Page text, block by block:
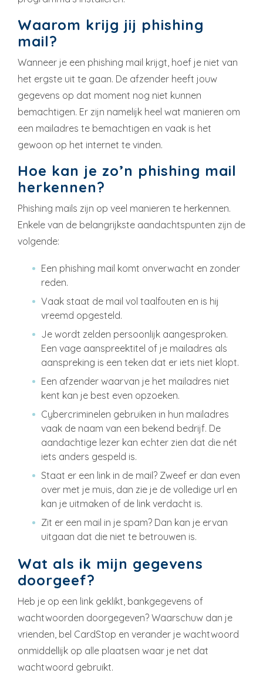
Waarom krijg jij phishing
mail?
Wanneer je een phishing mail krijgt, hoef je niet van
het ergste uit te gaan. De afzender heeft jouw
gegevens op dat moment nog niet kunnen
bemachtigen. Er zijn namelijk heel wat manieren om
een mailadres te bemachtigen en vaak is het
gewoon op het internet te vinden.
Hoe kan je zo’n phishing mail
herkennen?
Phishing mails zijn op veel manieren te herkennen.
Enkele van de belangrijkste aandachtspunten zijn de
volgende:
Een phishing mail komt onverwacht en zonder
reden.
Vaak staat de mail vol taalfouten en is hij
vreemd opgesteld.
Je wordt zelden persoonlijk aangesproken.
Een vage aanspreektitel of je mailadres als
aanspreking is een teken dat er iets niet klopt.
Een afzender waarvan je het mailadres niet
kent kan je best even opzoeken.
Cybercriminelen gebruiken in hun mailadres
vaak de naam van een bekend bedrijf. De
aandachtige lezer kan echter zien dat die nét
iets anders gespeld is.
Staat er een link in de mail? Zweef er dan even
over met je muis, dan zie je de volledige url en
kan je uitmaken of de link verdacht is.
Zit er een mail in je spam? Dan kan je ervan
uitgaan dat die niet te betrouwen is.
Wat als ik mijn gegevens
doorgeef?
Heb je op een link geklikt, bankgegevens of
wachtwoorden doorgegeven? Waarschuw dan je
vrienden, bel CardStop en verander je wachtwoord
onmiddellijk op alle plaatsen waar je net dat
wachtwoord gebruikt.